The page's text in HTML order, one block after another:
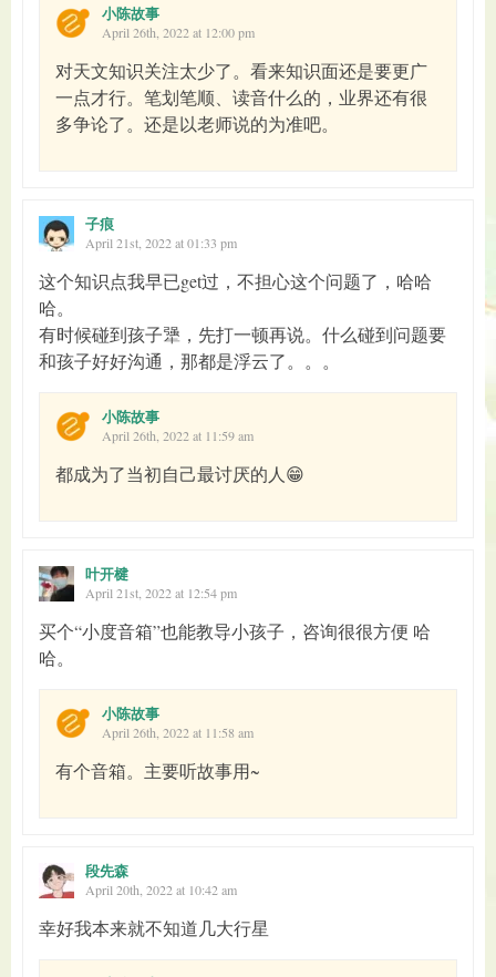
小陈故事
April 26th, 2022 at 12:00 pm
对天文知识关注太少了。看来知识面还是要更广
一点才行。笔划笔顺、读音什么的，业界还有很
多争论了。还是以老师说的为准吧。
子痕
April 21st, 2022 at 01:33 pm
这个知识点我早已get过，不担心这个问题了，哈哈
哈。
有时候碰到孩子犟，先打一顿再说。什么碰到问题要
和孩子好好沟通，那都是浮云了。。。
小陈故事
April 26th, 2022 at 11:59 am
都成为了当初自己最讨厌的人😁
叶开楗
April 21st, 2022 at 12:54 pm
买个“小度音箱”也能教导小孩子，咨询很很方便 哈
哈。
小陈故事
April 26th, 2022 at 11:58 am
有个音箱。主要听故事用~
段先森
April 20th, 2022 at 10:42 am
幸好我本来就不知道几大行星